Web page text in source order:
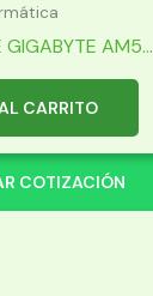
AM5...
CARRITO
COTIZACIÓN